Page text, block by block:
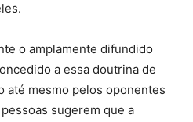
o amplamente difundido
a essa doutrina de
até mesmo pelos oponentes
sugerem que a